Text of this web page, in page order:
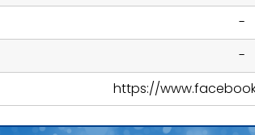
-
-
https://